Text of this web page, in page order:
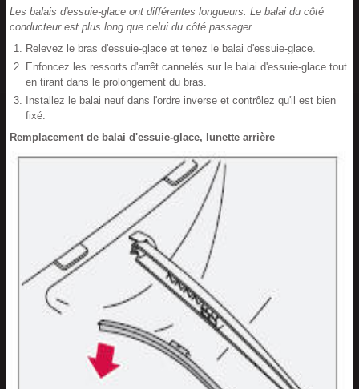
Les balais d'essuie-glace ont différentes longueurs. Le balai du côté
conducteur est plus long que celui du côté passager.
Relevez le bras d'essuie-glace et tenez le balai d'essuie-glace.
Enfoncez les ressorts d'arrêt cannelés sur le balai d'essuie-glace tout
en tirant dans le prolongement du bras.
Installez le balai neuf dans l'ordre inverse et contrôlez qu'il est bien
fixé.
Remplacement de balai d'essuie-glace, lunette arrière